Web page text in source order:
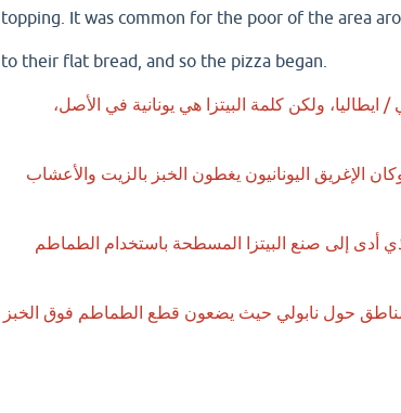
topping. It was common for the poor of the area
to their flat bread, and so the pizza began.
ايطاليا، ولكن كلمة البيتزا هي يونانية في الأصل،
الإغريق اليونانيون يغطون الخبز بالزيت والأعشاب
أدى إلى صنع البيتزا المسطحة باستخدام الطماطم
حول نابولي حيث يضعون قطع الطماطم فوق الخبز